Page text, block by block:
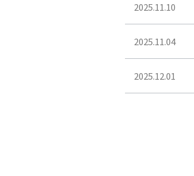
2025.11.10
2025.11.04
2025.12.01